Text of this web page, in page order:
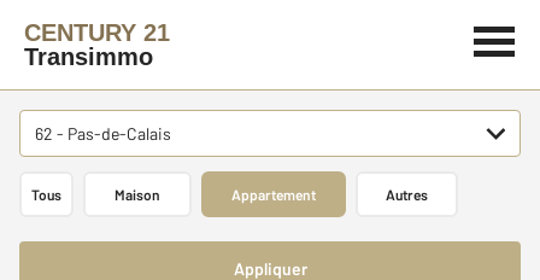
CENTURY 21
Transimmo
62 - Pas-de-Calais
Tous Maison Appartement Autres
Appliquer